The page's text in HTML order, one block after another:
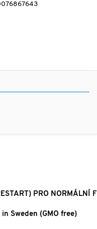
PRO NORMÁLNÍ
Sweden (GMO free)